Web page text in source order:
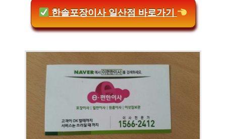
한솔포장이사 일산점 바로가기